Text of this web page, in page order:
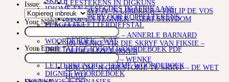
IDIOME EN GESEGDES IN AFRIKAANS
‘N KOPKRAPPERY OOR KOPPELTEKENS
PLAGIAAT/LETTERDIEFSTAL
WOORDEBOEKE
WOORDEBOEK – WAT
DRIETALIGE IDOOM WOORDEBOEK PDF
LETTERKUNDIGE TERME WOORDEBOEK
DIGNET WOORDEBOEK
LEESTEKENS IN DIGKUNS
SO SKRYF JY ‘N LIMERICK – PHILIP DE VOS
STOF EN TEGNIEK – GERT STRYDOM
SKRYFKUNS
4 SKRYFWENKE – ANNERLE BARNARD
101 WENKE VIR DIE SKRYF VAN FIKSIE –
DEUR ELIZE PARKER
KORTVERHALE – WENKE
HOE OM ‘N GRILSTORIE TE SKRYF – DE WET
HUGO
Issue: *
Your Name:*
Your Email:*